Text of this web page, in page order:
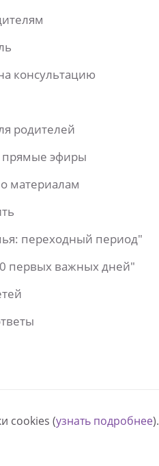
консультацию
родителей
эфиры
материалам
переходный период"
первых важных дней"
cookies (узнать подробнее).